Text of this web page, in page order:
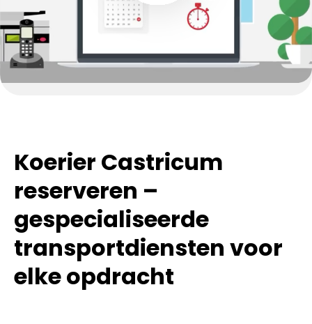
Koerier Castricum
reserveren –
gespecialiseerde
transportdiensten voor
elke opdracht